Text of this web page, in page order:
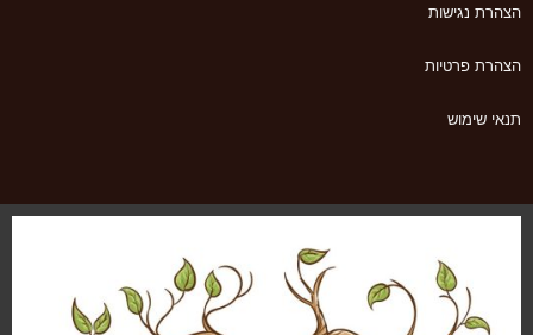
הצהרת נגישות
הצהרת פרטיות
תנאי שימוש